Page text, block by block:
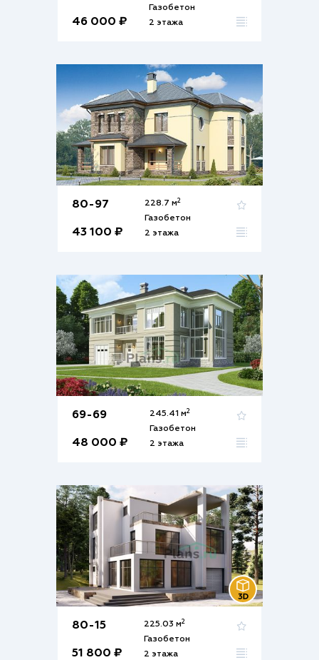
46 000 ₽
Газобетон
2 этажа
80-97
43 100 ₽
228.7 м2
Газобетон
2 этажа
69-69
48 000 ₽
245.41 м2
Газобетон
2 этажа
80-15
51 800 ₽
225.03 м2
Газобетон
2 этажа